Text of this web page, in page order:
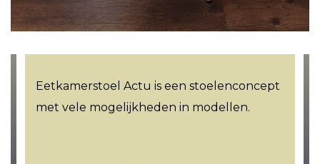
Eetkamerstoel Actu is een stoelenconcept
met vele mogelijkheden in modellen.